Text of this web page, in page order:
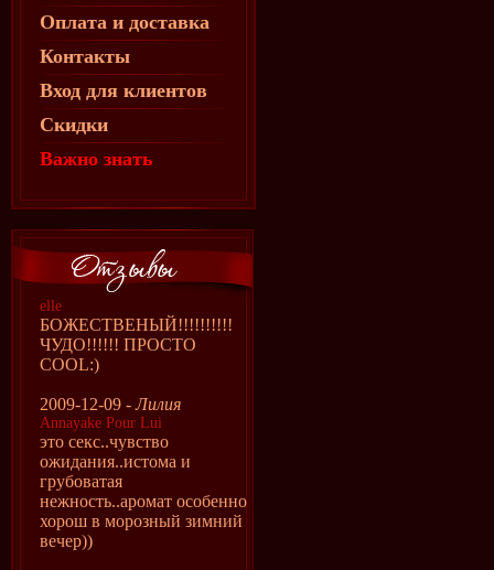
Оплата и доставка
Контакты
Вход для клиентов
Скидки
Важно знать
elle
БОЖЕСТВЕНЫЙ!!!!!!!!!!
ЧУДО!!!!!! ПРОСТО
COOL:)
2009-12-09 -Лилия
Annayake Pour Lui
это секс..чувство
ожидания..истома и
грубоватая
нежность..аромат особенно
хорош в морозный зимний
вечер))